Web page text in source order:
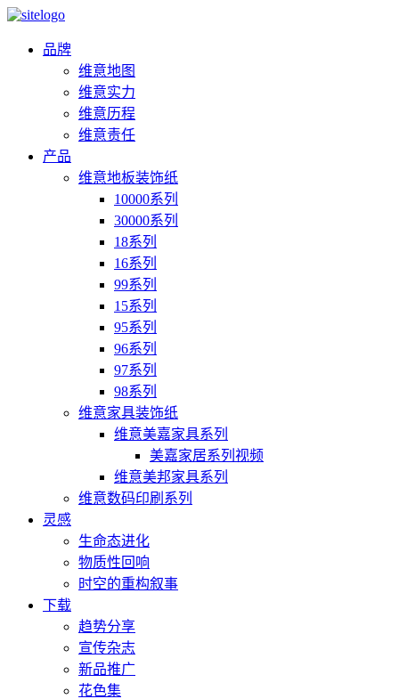
品牌
维意地图
维意实力
维意历程
维意责任
产品
维意地板装饰纸
10000系列
30000系列
18系列
16系列
99系列
15系列
95系列
96系列
97系列
98系列
维意家具装饰纸
维意美嘉家具系列
美嘉家居系列视频
维意美邦家具系列
维意数码印刷系列
灵感
生命态进化
物质性回响
时空的重构叙事
下载
趋势分享
宣传杂志
新品推广
花色集